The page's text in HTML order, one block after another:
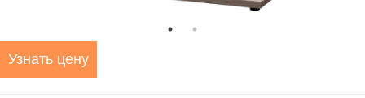
Узнать цену